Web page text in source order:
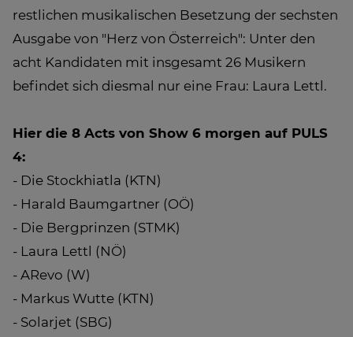
restlichen musikalischen Besetzung der sechsten
Ausgabe von "Herz von Österreich": Unter den
acht Kandidaten mit insgesamt 26 Musikern
befindet sich diesmal nur eine Frau: Laura Lettl.
Hier die 8 Acts von Show 6 morgen auf PULS
4:
- Die Stockhiatla (KTN)
- Harald Baumgartner (OÖ)
- Die Bergprinzen (STMK)
- Laura Lettl (NÖ)
- ARevo (W)
- Markus Wutte (KTN)
- Solarjet (SBG)